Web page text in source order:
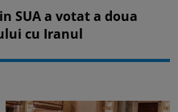
SUA a votat a doua
cu Iranul